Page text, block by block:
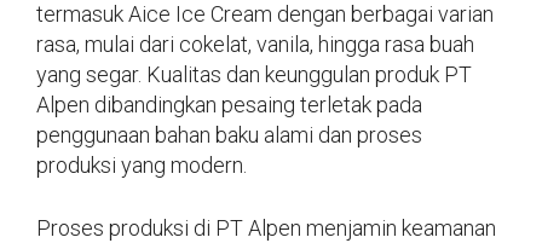
termasuk Aice Ice Cream dengan berbagai varian
rasa, mulai dari cokelat, vanila, hingga rasa buah
yang segar. Kualitas dan keunggulan produk PT
Alpen dibandingkan pesaing terletak pada
penggunaan bahan baku alami dan proses
produksi yang modern.
Proses produksi di PT Alpen menjamin keamanan